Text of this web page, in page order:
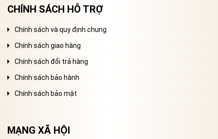
CHÍNH SÁCH HỖ TRỢ
Chính sách và quy định chung
Chính sách giao hàng
Chính sách đổi trả hàng
Chính sách bảo hành
Chính sách bảo mật
MẠNG XÃ HỘI